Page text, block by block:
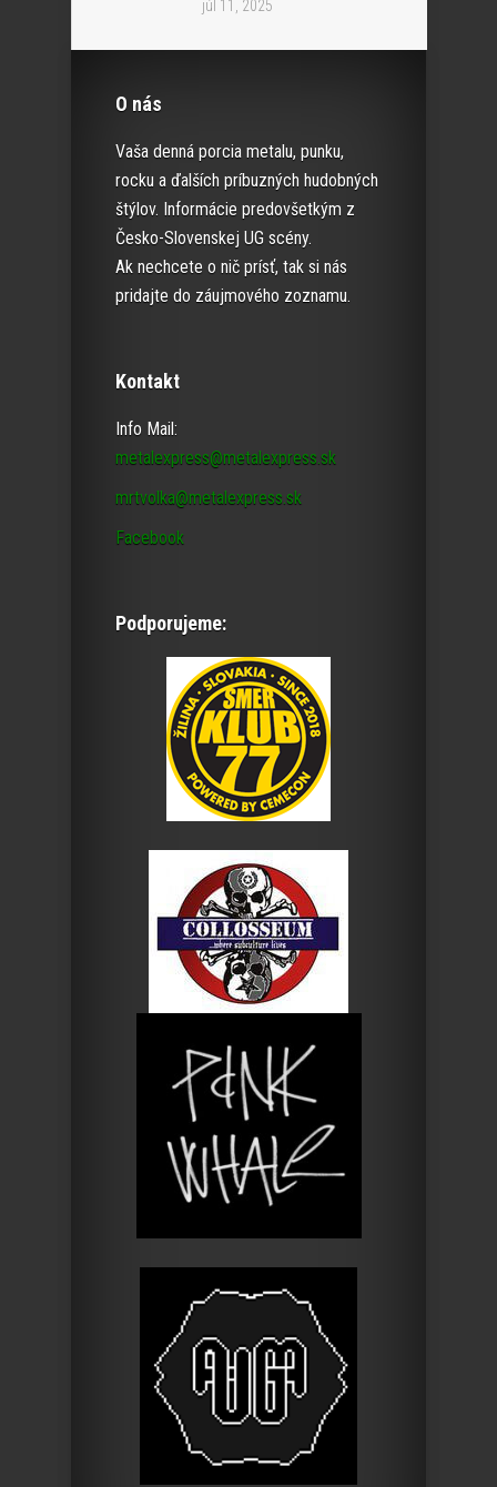
júl 11, 2025
O nás
Vaša denná porcia metalu, punku,
rocku a ďalších príbuzných hudobných
štýlov. Informácie predovšetkým z
Česko-Slovenskej UG scény.
Ak nechcete o nič prísť, tak si nás
pridajte do záujmového zoznamu.
Kontakt
Info Mail:
metalexpress@metalexpress.sk
mrtvolka@metalexpress.sk
Facebook
Podporujeme: